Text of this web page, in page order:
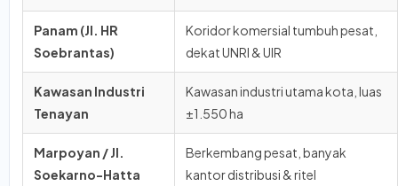
Panam (Jl. HR
Soebrantas)
Koridor komersial tumbuh pesat,
dekat UNRI & UIR
Kawasan Industri
Tenayan
Kawasan industri utama kota, luas
±1.550 ha
Marpoyan / Jl.
Soekarno-Hatta
Berkembang pesat, banyak
kantor distribusi & ritel